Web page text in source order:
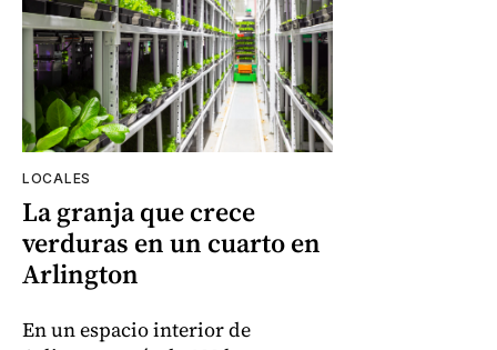
LOCALES
La granja que crece
verduras en un cuarto en
Arlington
En un espacio interior de